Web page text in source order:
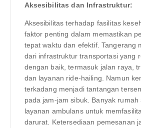
Aksesibilitas dan Infrastruktur:
Aksesibilitas terhadap fasilitas
faktor penting dalam memastikan
tepat waktu dan efektif. Tangerang
dari infrastruktur transportasi yang
dengan baik, termasuk jalan raya,
dan layanan ride-hailing. Namun
terkadang menjadi tantangan
pada jam-jam sibuk. Banyak rumah
layanan ambulans untuk
darurat. Ketersediaan pemesanan